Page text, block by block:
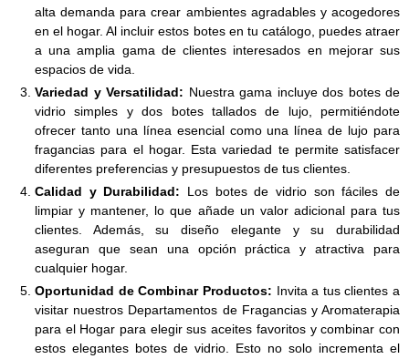
alta demanda para crear ambientes agradables y acogedores
en el hogar. Al incluir estos botes en tu catálogo, puedes atraer
a una amplia gama de clientes interesados en mejorar sus
espacios de vida.
Variedad y Versatilidad: Nuestra gama incluye dos botes de
vidrio simples y dos botes tallados de lujo, permitiéndote
ofrecer tanto una línea esencial como una línea de lujo para
fragancias para el hogar. Esta variedad te permite satisfacer
diferentes preferencias y presupuestos de tus clientes.
Calidad y Durabilidad: Los botes de vidrio son fáciles de
limpiar y mantener, lo que añade un valor adicional para tus
clientes. Además, su diseño elegante y su durabilidad
aseguran que sean una opción práctica y atractiva para
cualquier hogar.
Oportunidad de Combinar Productos: Invita a tus clientes a
visitar nuestros Departamentos de Fragancias y Aromaterapia
para el Hogar para elegir sus aceites favoritos y combinar con
estos elegantes botes de vidrio. Esto no solo incrementa el